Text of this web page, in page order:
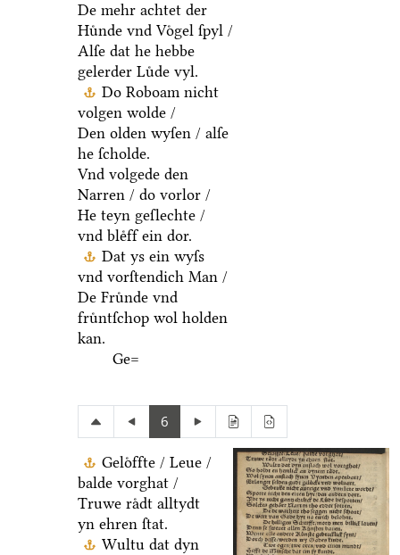
De mehr achtet der
Huͤnde vnd Voͤgel ſpyl /
Alſe dat he hebbe
gelerder Luͤde vyl.
Do Roboam nicht
volgen wolde /
Den olden wyſen / alſe
he ſcholde.
Vnd volgede den
Narren / do vorlor /
He teyn geſlechte /
vnd bleͤff ein dor.
Dat ys ein wyſs
vnd vorſtendich Man /
De Fruͤnde vnd
fruͤntſchop wol holden
kan.
Ge=
6
Geloͤffte / Leue /
balde vorghat /
Truwe raͤdt alltydt
yn ehren ſtat.
Wultu dat dyn